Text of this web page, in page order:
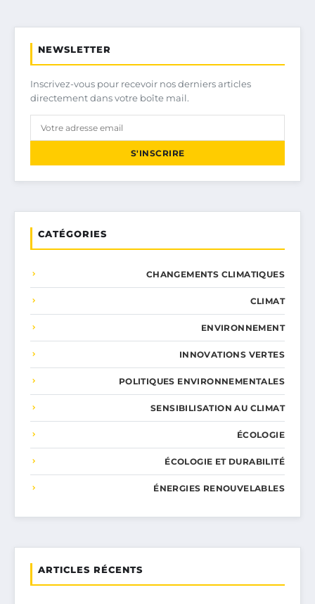
NEWSLETTER
Inscrivez-vous pour recevoir nos derniers articles
directement dans votre boîte mail.
S'INSCRIRE
CATÉGORIES
CHANGEMENTS CLIMATIQUES
CLIMAT
ENVIRONNEMENT
INNOVATIONS VERTES
POLITIQUES ENVIRONNEMENTALES
SENSIBILISATION AU CLIMAT
ÉCOLOGIE
ÉCOLOGIE ET DURABILITÉ
ÉNERGIES RENOUVELABLES
ARTICLES RÉCENTS